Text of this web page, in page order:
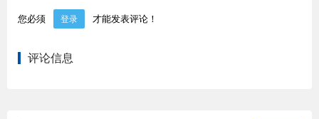
您必须 登录 才能发表评论！
评论信息